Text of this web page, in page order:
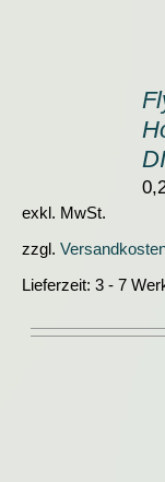
exkl. MwSt.
zzgl.
Lieferzeit: 3 - 7